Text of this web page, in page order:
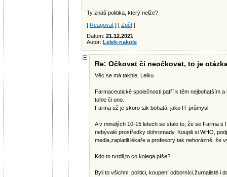
Ty znáš politika, který nelže?
[ Reagovat ] [ Zpět ]
Datum: 21.12.2021
Autor: Lelek-nakole
Re: Očkovat či neočkovat, to je
Věc se má takhle, Lelku.
Farmaceutické společnosti patří k těm nejbohatším
tohle či ono.
Farma už je skoro tak bohatá, jako IT průmysl.
A v minulých 10-15 letech se stalo to, že se Farma s
nebývalé prostředky dohromady. Koupili si WHO,
media,zaplatili lékaře a profesory tak nehorázně, že
Kdo to tvrdil,to co kolega píše?
Byli to všichni: politici, koupení odborníci,žurnalisté i